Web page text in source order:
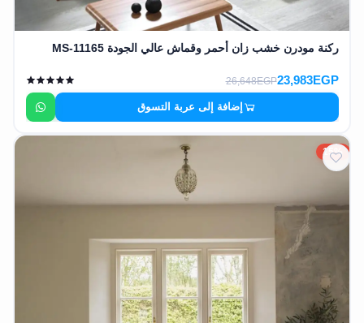
ركنة مودرن خشب زان أحمر وقماش عالي الجودة MS-11165
23,983EGP
26,648EGP
إضافة إلى عربة التسوق
15%